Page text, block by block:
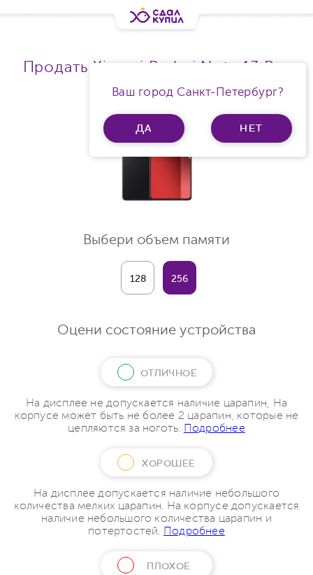
Ваш город Санкт-Петербург?
ДА НЕТ
Продать Xiaomi Redmi Note 13 Pro
Ram 8Gb 5G
Выбери объем памяти
128 256
Оцени состояние устройства
ОТЛИЧНОЕ
На дисплее не допускается наличие царапин, На
корпусе может быть не более 2 царапин, которые не
цепляются за ноготь. Подробнее
ХОРОШЕЕ
На дисплее допускается наличие небольшого
количества мелких царапин. На корпусе допускается
наличие небольшого количества царапин и
потертостей. Подробнее
ПЛОХОЕ